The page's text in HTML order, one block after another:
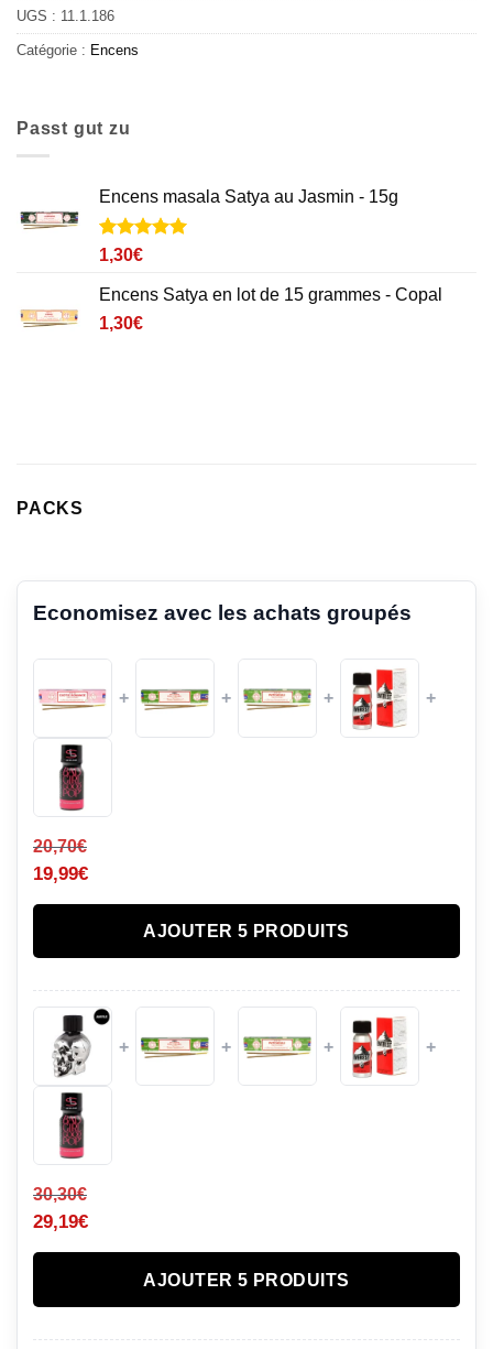
UGS : 11.1.186
Catégorie : Encens
Passt gut zu
Encens masala Satya au Jasmin - 15g
Noté5
5 basé sur
1
notation
client
1,30€
Encens Satya en lot de 15 grammes - Copal
1,30€
PACKS
Economisez avec les achats groupés
+ + + +
20,70€
19,99€
AJOUTER 5 PRODUITS
+ + + +
30,30€
29,19€
AJOUTER 5 PRODUITS